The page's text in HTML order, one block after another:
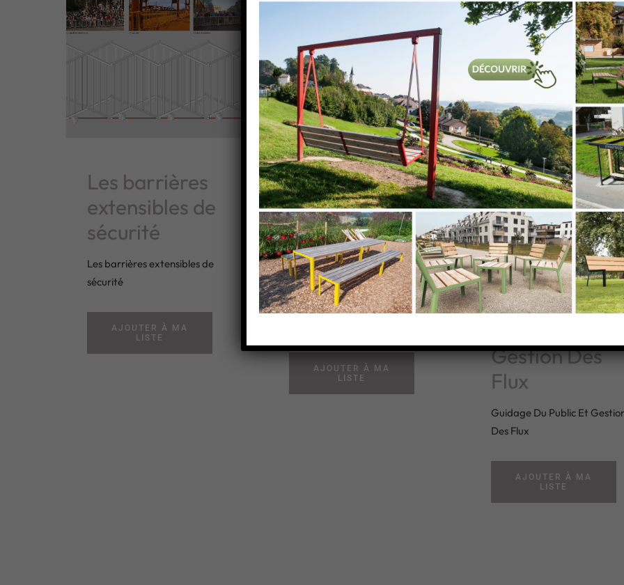
Les barrières
extensibles de
sécurité
Les barrières extensibles de
sécurité
AJOUTER À MA
LISTE
Management
De File
D‘attente
Intelligent En
Temps Réel
Management De File D‘attente
AJOUTER À MA
LISTE
Guidage Du
Gestion Des
Flux
Guidage Du Public Et
Des Flux
AJOUTER À MA
LISTE